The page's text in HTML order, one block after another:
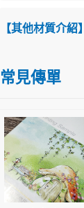
【其他材質介紹】
常見傳單